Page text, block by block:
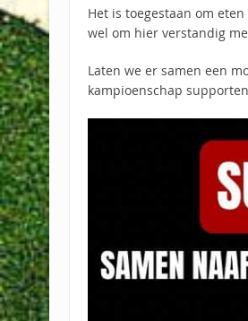
Het is toegestaan om
wel om hier verstandig
Laten we er samen een
kampioenschap